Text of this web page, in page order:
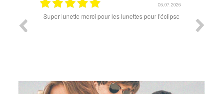
06.07.2026
Super lunette merci pour les lunettes pour l'éclipse